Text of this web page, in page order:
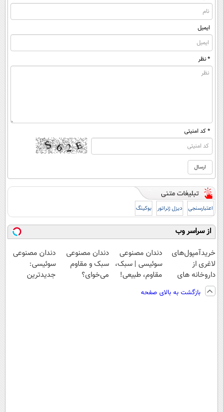
ایمیل
* نظر
* کد امنیتی
اعتبارسنجی دیزل ژنراتور بوکینگ
از سراسر وب
خریدآمپول‌های
لاغری از
داروخانه های
اطرافت، ارسال
فوری همراه با
دندان مصنوعی
سوئیسی | سبک،
مقاوم، طبیعی!
رایگان+پرداخت
دندان مصنوعی
سبک و مقاوم
می‌خوای؟
دندان مصنوعی
سوئیسی:
جدیدترین
بازگشت به بالای صفحه